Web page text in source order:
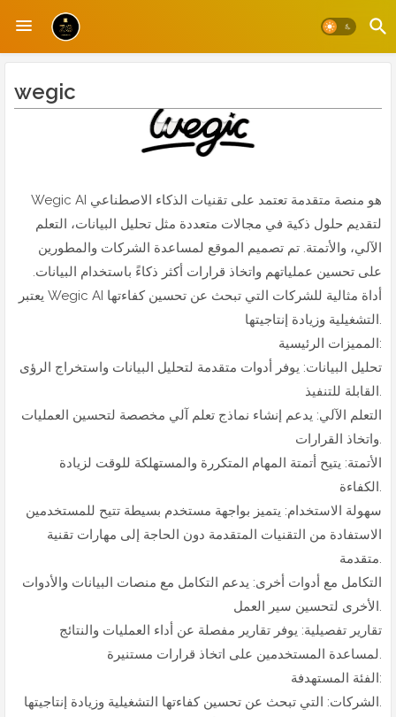
wegic
Wegic AI هو منصة متقدمة تعتمد على تقنيات الذكاء الاصطناعي
لتقديم حلول ذكية في مجالات متعددة مثل تحليل البيانات، التعلم
الآلي، والأتمتة. تم تصميم الموقع لمساعدة الشركات والمطورين
على تحسين عملياتهم واتخاذ قرارات أكثر ذكاءً باستخدام البيانات.
يعتبر Wegic AI أداة مثالية للشركات التي تبحث عن تحسين كفاءتها
التشغيلية وزيادة إنتاجيتها.
المميزات الرئيسية:
تحليل البيانات: يوفر أدوات متقدمة لتحليل البيانات واستخراج الرؤى
القابلة للتنفيذ.
التعلم الآلي: يدعم إنشاء نماذج تعلم آلي مخصصة لتحسين العمليات
واتخاذ القرارات.
الأتمتة: يتيح أتمتة المهام المتكررة والمستهلكة للوقت لزيادة
الكفاءة.
سهولة الاستخدام: يتميز بواجهة مستخدم بسيطة تتيح للمستخدمين
الاستفادة من التقنيات المتقدمة دون الحاجة إلى مهارات تقنية
متقدمة.
التكامل مع أدوات أخرى: يدعم التكامل مع منصات البيانات والأدوات
الأخرى لتحسين سير العمل.
تقارير تفصيلية: يوفر تقارير مفصلة عن أداء العمليات والنتائج
لمساعدة المستخدمين على اتخاذ قرارات مستنيرة.
الفئة المستهدفة:
الشركات: التي تبحث عن تحسين كفاءتها التشغيلية وزيادة إنتاجيتها.